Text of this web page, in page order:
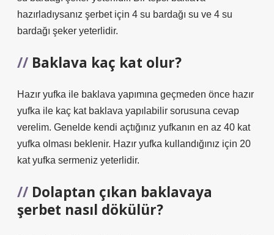
hazırladıysanız şerbet için 4 su bardağı su ve 4 su
bardağı şeker yeterlidir.
Baklava kaç kat olur?
Hazır yufka ile baklava yapımına geçmeden önce hazır
yufka ile kaç kat baklava yapılabilir sorusuna cevap
verelim. Genelde kendi açtığınız yufkanın en az 40 kat
yufka olması beklenir. Hazır yufka kullandığınız için 20
kat yufka sermeniz yeterlidir.
Dolaptan çıkan baklavaya
şerbet nasıl dökülür?